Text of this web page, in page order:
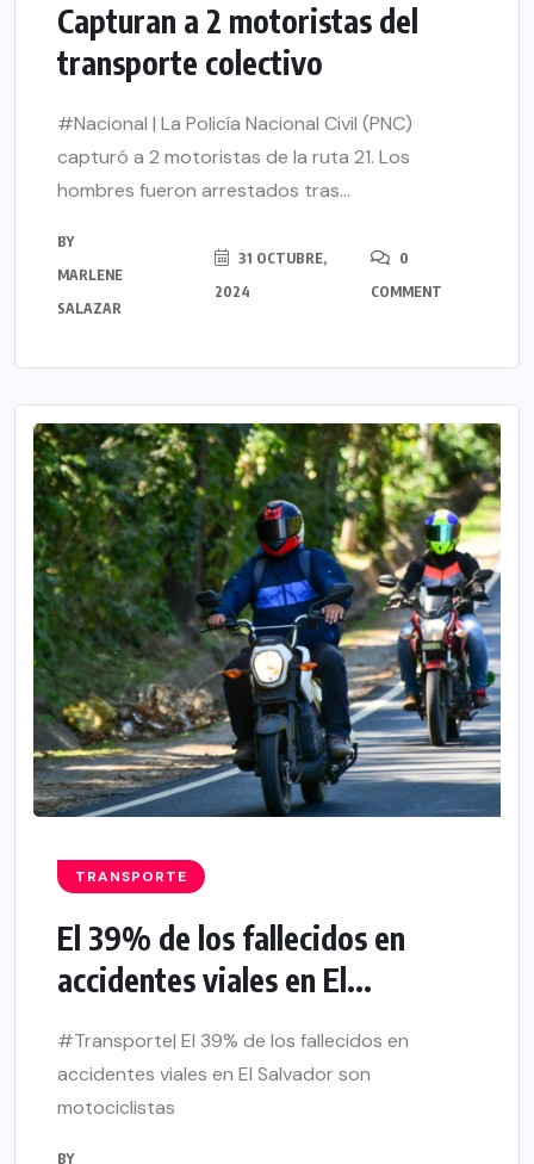
Capturan a 2 motoristas del
transporte colectivo
#Nacional | La Policía Nacional Civil (PNC)
capturó a 2 motoristas de la ruta 21. Los
hombres fueron arrestados tras...
BY
MARLENE
SALAZAR
31 OCTUBRE,
2024
0
COMMENT
TRANSPORTE
El 39% de los fallecidos en
accidentes viales en El...
#Transporte| El 39% de los fallecidos en
accidentes viales en El Salvador son
motociclistas
BY